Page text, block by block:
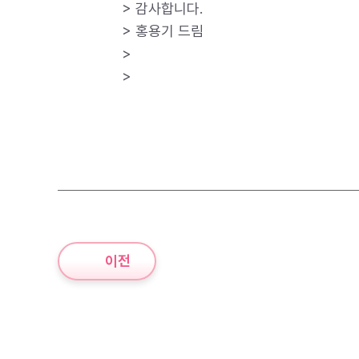
> 감사합니다.
> 홍용기 드림
>
>
이전